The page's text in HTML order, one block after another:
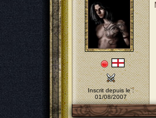
Inscrit depuis le :
01/08/2007